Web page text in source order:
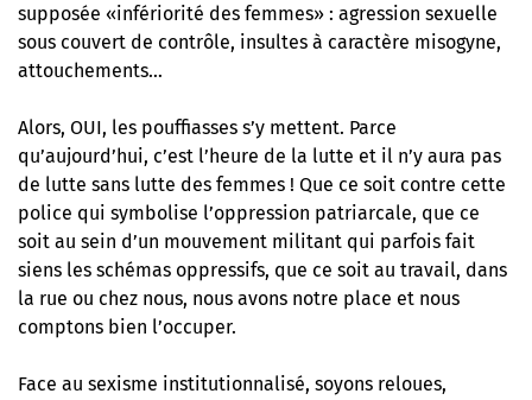
supposée «infériorité des femmes» : agression sexuelle
sous couvert de contrôle, insultes à caractère misogyne,
attouchements…
Alors, OUI, les pouffiasses s’y mettent. Parce
qu’aujourd’hui, c’est l’heure de la lutte et il n’y aura pas
de lutte sans lutte des femmes ! Que ce soit contre cette
police qui symbolise l’oppression patriarcale, que ce
soit au sein d’un mouvement militant qui parfois fait
siens les schémas oppressifs, que ce soit au travail, dans
la rue ou chez nous, nous avons notre place et nous
comptons bien l’occuper.
Face au sexisme institutionnalisé, soyons reloues,